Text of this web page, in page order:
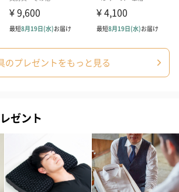
ピンク（390円） グリーン（
ます。
だく場合、最短のお届け可能日が通常より
のプレゼントをもっと見る
ゼント